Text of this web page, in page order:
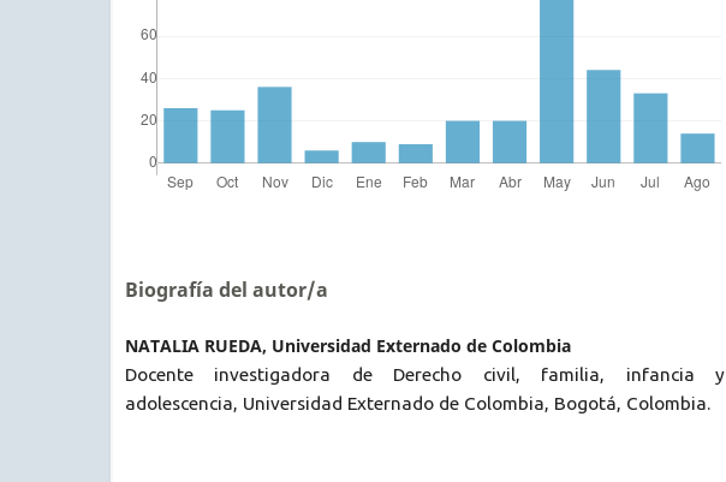
Biografía del autor/a
NATALIA RUEDA, Universidad Externado de Colombia
Docente investigadora de Derecho civil, familia, infancia y
adolescencia, Universidad Externado de Colombia, Bogotá, Colombia.